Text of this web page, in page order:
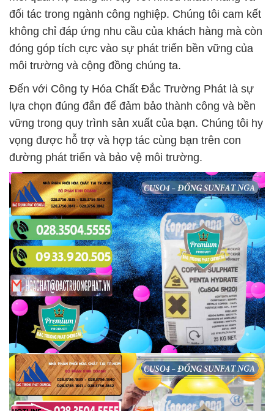
đối tác trong ngành công nghiệp. Chúng tôi cam kết
không chỉ đáp ứng nhu cầu của khách hàng mà còn
đóng góp tích cực vào sự phát triển bền vững của
môi trường và cộng đồng chúng ta.
Đến với Công ty Hóa Chất Đắc Trường Phát là sự
lựa chọn đúng đắn để đảm bảo thành công và bền
vững trong quy trình sản xuất của bạn. Chúng tôi hy
vọng được hỗ trợ và hợp tác cùng bạn trên con
đường phát triển và bảo vệ môi trường.